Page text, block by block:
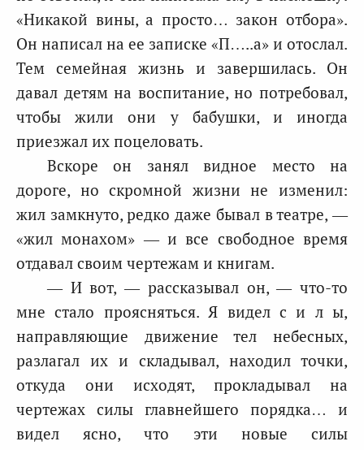
«Никакой вины, а просто… закон отбора».
Он написал на ее записке «П…..а» и отослал.
Тем семейная жизнь и завершилась. Он
давал детям на воспитание, но потребовал,
чтобы жили они у бабушки, и иногда
приезжал их поцеловать.
Вскоре он занял видное место на
дороге, но скромной жизни не изменил:
жил замкнуто, редко даже бывал в театре, —
«жил монахом» — и все свободное время
отдавал своим чертежам и книгам.
— И вот, — рассказывал он, — что-то
мне стало проясняться. Я видел с и л ы,
направляющие движение тел небесных,
разлагал их и складывал, находил точки,
откуда они исходят, прокладывал на
чертежах силы главнейшего порядка… и
видел ясно, что эти новые силы